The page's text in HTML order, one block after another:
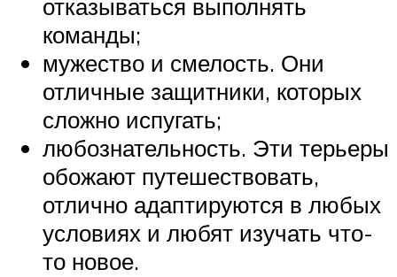
отказываться выполнять
команды;
мужество и смелость. Они
отличные защитники, которых
сложно испугать;
любознательность. Эти терьеры
обожают путешествовать,
отлично адаптируются в любых
условиях и любят изучать что-
то новое.